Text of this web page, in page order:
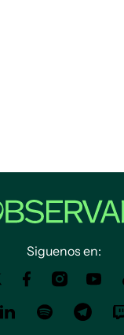
Siguenos en: